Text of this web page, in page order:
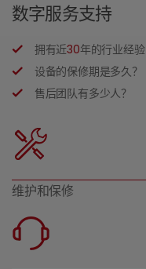
数字服务支持
拥有近30年的行业经验
设备的保修期是多久？
售后团队有多少人？
维护和保修